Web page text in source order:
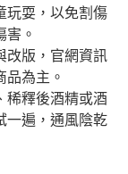
玩耍，以免割傷
。
改版，官網資訊
為主。
稀釋後酒精或酒
一遍，通風陰乾